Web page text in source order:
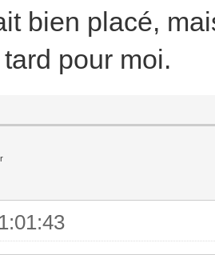
bien placé,
pour moi.